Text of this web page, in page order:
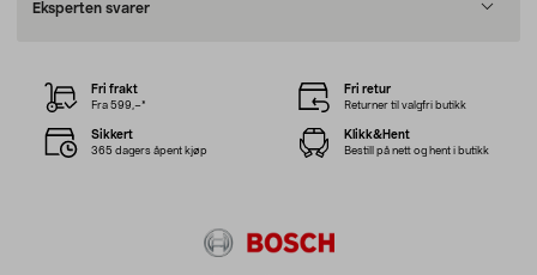
Eksperten svarer
Fri frakt
Fra 599,–*
Fri retur
Returner til valgfri butikk
Sikkert
365 dagers åpent kjøp
Klikk&Hent
Bestill på nett og hent i butikk